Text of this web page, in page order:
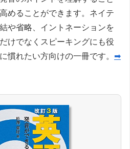
めることができます。ネイテ
や省略、イントネーションを
けでなくスピーキングにも役
慣れたい方向けの一冊です。 ➡